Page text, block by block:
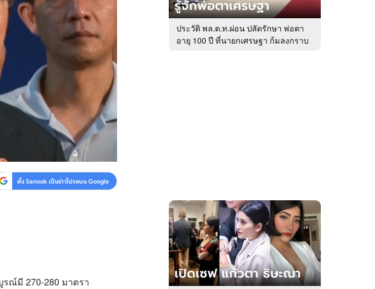
Choice
นิยาย
ตั้ง Sanook เป็นข่าวโปรดบน Google
รณ์มี 270-280 มาตรา
ประวัติ พล.ต.ท.ผ่อน ปลัดรักษา พ่อตา
อายุ 100 ปี ที่นายกเศรษฐา ก้มลงกราบ